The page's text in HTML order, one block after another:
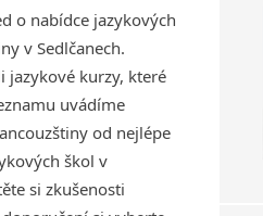
o nabídce jazykových
v Sedlčanech.
jazykové kurzy, které
uvádíme
od nejlépe
škol v
si zkušenosti